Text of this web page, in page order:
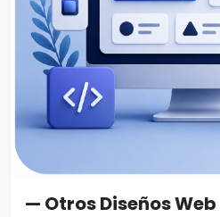
— Otros Diseños